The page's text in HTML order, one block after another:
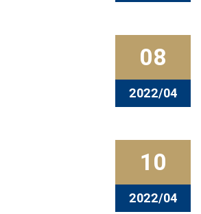
08
2022/04
10
2022/04